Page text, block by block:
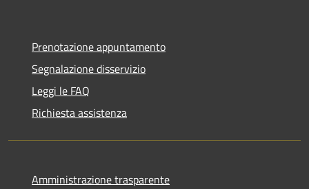
Prenotazione appuntamento
Segnalazione disservizio
Leggi le FAQ
Richiesta assistenza
Amministrazione trasparente